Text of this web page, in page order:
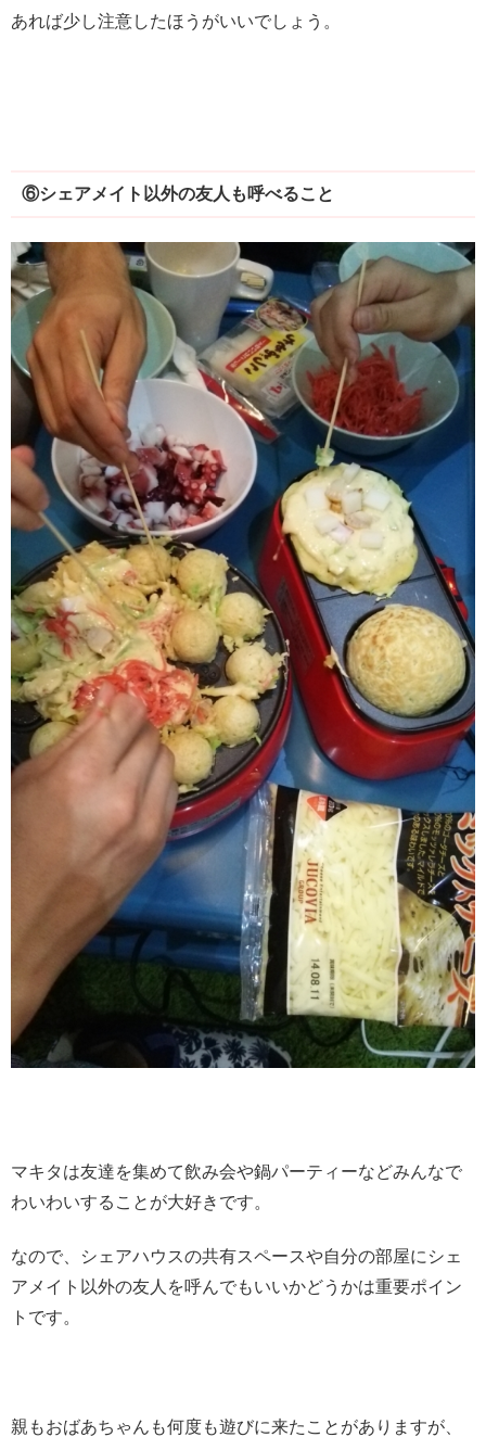
あれば少し注意したほうがいいでしょう。
⑥シェアメイト以外の友人も呼べること
マキタは友達を集めて飲み会や鍋パーティーなどみんなで
わいわいすることが大好きです。
なので、シェアハウスの共有スペースや自分の部屋にシェ
アメイト以外の友人を呼んでもいいかどうかは重要ポイン
トです。
親もおばあちゃんも何度も遊びに来たことがありますが、